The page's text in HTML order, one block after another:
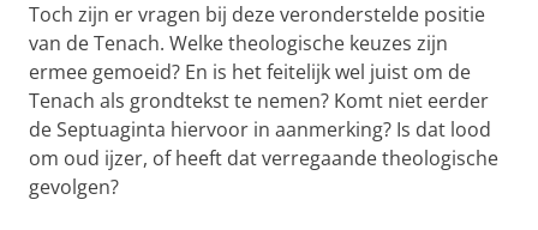
Toch zijn er vragen bij deze veronderstelde positie
van de Tenach. Welke theologische keuzes zijn
ermee gemoeid? En is het feitelijk wel juist om de
Tenach als grondtekst te nemen? Komt niet eerder
de Septuaginta hiervoor in aanmerking? Is dat lood
om oud ijzer, of heeft dat verregaande theologische
gevolgen?